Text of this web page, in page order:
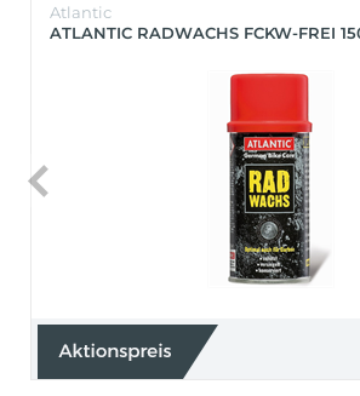
Atlantic
ATLANTIC RADWACHS FCKW-FREI